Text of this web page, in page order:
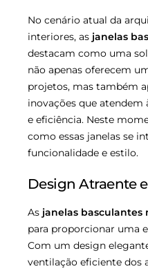
No cenário atual da
interiores, as janelas
destacam como uma
não apenas oferecem
projetos, mas também
inovações que atendem
e eficiência. Neste
como essas janelas se
funcionalidade e estilo.
Design Atraente
As janelas basculantes
para proporcionar uma
Com um design
ventilação eficiente dos